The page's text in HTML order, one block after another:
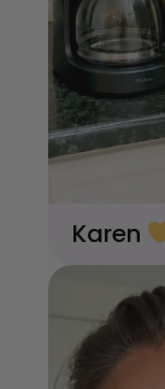
Karen